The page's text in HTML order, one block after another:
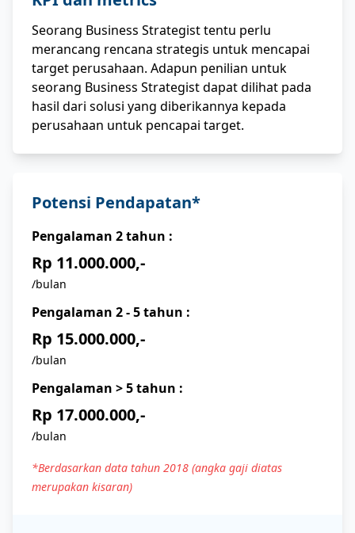
Seorang Business Strategist tentu perlu
merancang rencana strategis untuk mencapai
target perusahaan. Adapun penilian untuk
seorang Business Strategist dapat dilihat pada
hasil dari solusi yang diberikannya kepada
perusahaan untuk pencapai target.
Potensi Pendapatan*
Pengalaman 2tahun :
Rp 11.000.000,-
/bulan
Pengalaman 2 - 5tahun :
Rp 15.000.000,-
/bulan
Pengalaman > 5tahun :
Rp 17.000.000,-
/bulan
*Berdasarkan data tahun 2018 (angka gaji diatas
merupakan kisaran)